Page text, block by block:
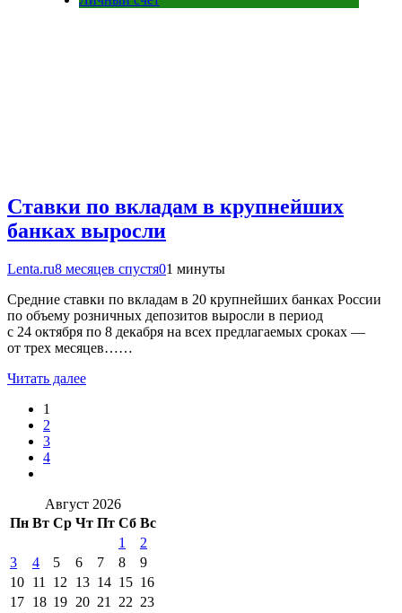
Ставки по вкладам в крупнейших
банках выросли
Lenta.ru8 месяцев спустя01 минуты
Средние ставки по вкладам в 20 крупнейших банках России
по объему розничных депозитов выросли в период
с 24 октября по 8 декабря на всех предлагаемых сроках —
от трeх месяцев……
Читать далее
1
2
3
4
Август 2026
Пн Вт Ср Чт Пт Сб Вс
1
2
3
4 5 6 7 8
9
10 11 12 13 14 15 16
17 18 19 20 21 22 23